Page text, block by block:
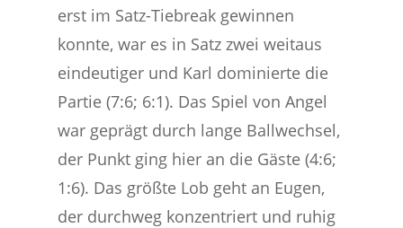
erst im Satz-Tiebreak gewinnen
konnte, war es in Satz zwei weitaus
eindeutiger und Karl dominierte die
Partie (7:6; 6:1). Das Spiel von Angel
war geprägt durch lange Ballwechsel,
der Punkt ging hier an die Gäste (4:6;
1:6). Das größte Lob geht an Eugen,
der durchweg konzentriert und ruhig